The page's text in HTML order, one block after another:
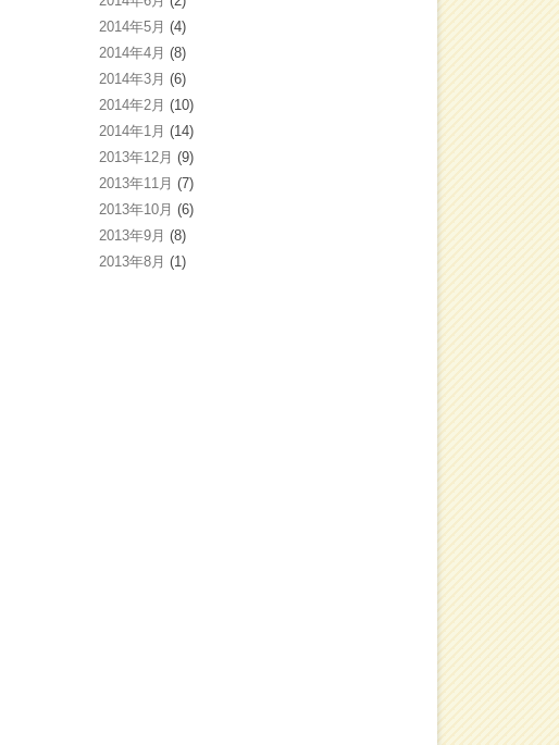
2014年5月 (4)
2014年4月 (8)
2014年3月 (6)
2014年2月 (10)
2014年1月 (14)
2013年12月 (9)
2013年11月 (7)
2013年10月 (6)
2013年9月 (8)
2013年8月 (1)